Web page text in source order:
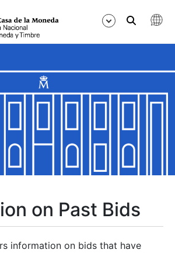
on Past Bids
information on bids that have